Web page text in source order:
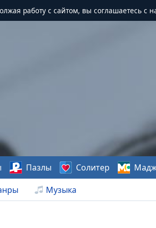
работу с сайтом, вы соглашаетесь с
Музыка
Пазлы Солитер